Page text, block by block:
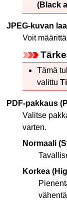
(Black
JPEG-kuvan
Voit
Tämä
valittu
PDF-pakkaus
Valitse
varten.
Normaali
Korkea